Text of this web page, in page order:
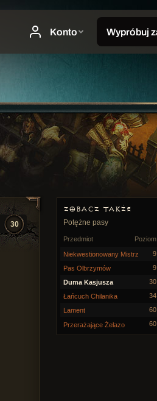
ZOBACZ TAKŻE
Potężne pasy
Poziom
Przedmiot
Niekwestionowany Mistrz 9
Pas Olbrzymów 9
Duma Kasjusza 30
Łańcuch Chilanika 34
Lament 60
Przerażające Żelazo 60
30